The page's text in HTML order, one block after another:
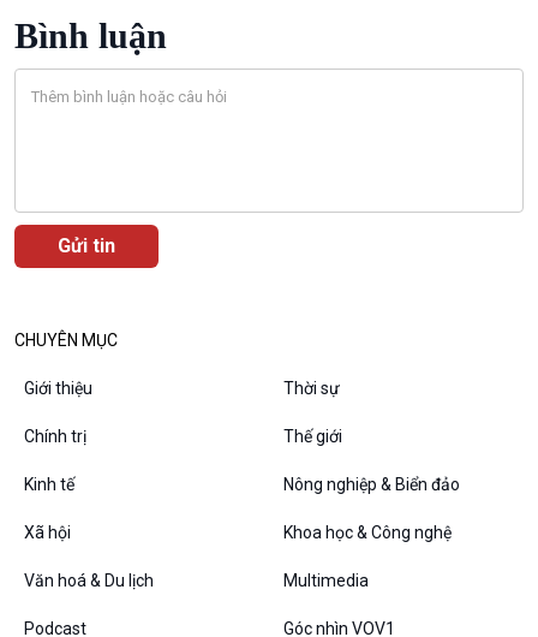
Chân dung cuộc sống
Bình luận
CHUYÊN MỤC
Giới thiệu Thời sự
Chính trị Thế giới
Kinh tế Nông nghiệp & Biển đảo
Xã hội Khoa học & Công nghệ
Văn hoá & Du lịch Multimedia
Podcast Góc nhìn VOV1